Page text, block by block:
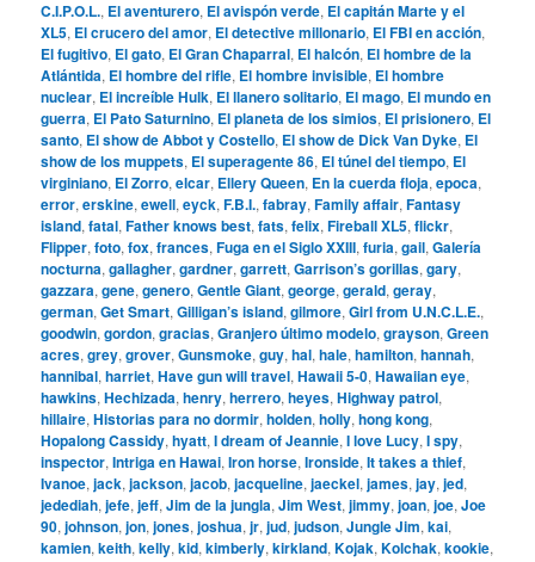
C.I.P.O.L., El aventurero, El avispón verde, El capitán Marte y el
XL5, El crucero del amor, El detective millonario, El FBI en acción,
El fugitivo, El gato, El Gran Chaparral, El halcón, El hombre de la
Atlántida, El hombre del rifle, El hombre invisible, El hombre
nuclear, El increíble Hulk, El llanero solitario, El mago, El mundo en
guerra, El Pato Saturnino, El planeta de los simios, El prisionero, El
santo, El show de Abbot y Costello, El show de Dick Van Dyke, El
show de los muppets, El superagente 86, El túnel del tiempo, El
virginiano, El Zorro,elcar, Ellery Queen, En la cuerda floja,epoca,
error,erskine,ewell,eyck,F.B.I.,fabray,Family affair,Fantasy
island,fatal,Father knows best,fats,felix,Fireball XL5,flickr,
Flipper,foto,fox,frances,Fuga en el Siglo XXIII,furia,gail,Galería
nocturna,gallagher,gardner,garrett,Garrison’s gorillas,gary,
gazzara,gene,genero,Gentle Giant,george,gerald,geray,
german,Get Smart,Gilligan’s island,gilmore,Girl from U.N.C.L.E.,
goodwin,gordon,gracias,Granjero último modelo,grayson,Green
acres,grey,grover,Gunsmoke,guy,hal,hale,hamilton,hannah,
hannibal,harriet,Have gun will travel,Hawaii 5-0,Hawaiian eye,
hawkins,Hechizada,henry,herrero,heyes,Highway patrol,
hillaire,Historias para no dormir,holden,holly,hong kong,
Hopalong Cassidy,hyatt,I dream of Jeannie,I love Lucy,I spy,
inspector,Intriga en Hawai,Iron horse,Ironside,It takes a thief,
Ivanoe,jack,jackson,jacob,jacqueline,jaeckel,james,jay,jed,
jedediah,jefe,jeff,Jim de la jungla,Jim West,jimmy,joan,joe,Joe
90,johnson,jon,jones,joshua,jr,jud,judson,Jungle Jim,kai,
kamien,keith,kelly,kid,kimberly,kirkland,Kojak,Kolchak,kookie,